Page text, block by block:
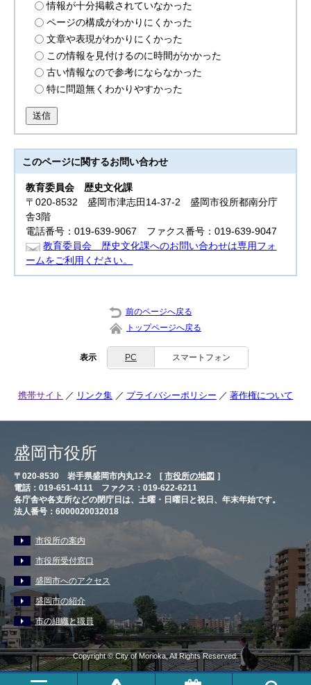
情報が十分掲載されていなかった
ページの構成がわかりにくかった
文章や表現がわかりにくかった
この情報を見付けるのに時間がかかった
古い情報なので参考にならなかった
特に問題無くわかりやすかった
送信
このページに関するお問い合わせ
教育委員会 歴史文化課
〒020-8532 盛岡市津志田14-37-2 盛岡市役所都南分庁
舎3階
電話番号：019-639-9067 ファクス番号：019-639-9047
教育委員会 歴史文化課へのお問い合わせは専用フォ
ームをご利用ください。
前のページへ戻る
トップページへ戻る
表示 PC スマートフォン
携帯サイト リンク集 プライバシーポリシー 著作権について
盛岡市役所
〒020-8530 岩手県盛岡市内丸12-2 [ 市役所の地図 ］
電話：019-651-4111 ファクス：019-622-6211
各庁舎や各支所などの閉庁日は、土曜・日曜日と祝日、年末年始です。
法人番号：6000020032018
市役所の案内
市役所受付窓口
盛岡市へのアクセス
盛岡市の紹介
市の組織と職員
Copyright © City of Morioka, All Rights Reserved.